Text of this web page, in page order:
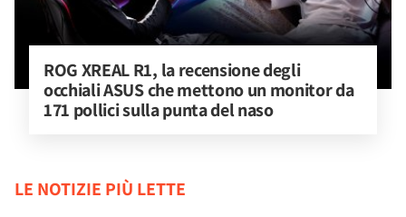
ROG XREAL R1, la recensione degli
occhiali ASUS che mettono un monitor da
171 pollici sulla punta del naso
LE NOTIZIE PIÙ LETTE